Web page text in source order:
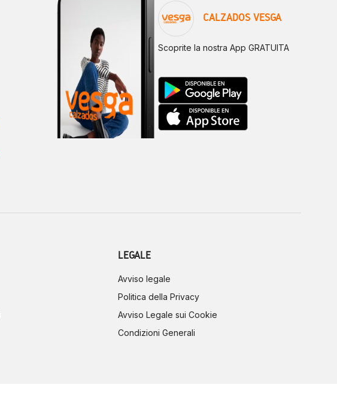
CALZADOS VESGA
Scoprite la nostra App GRATUITA
LEGALE
Avviso legale
Politica della Privacy
Avviso Legale sui Cookie
Condizioni Generali